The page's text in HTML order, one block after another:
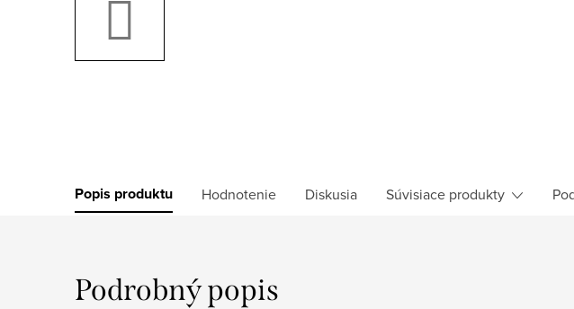
Popis produktu Hodnotenie Diskusia Súvisiace produkty
Podrobný popis